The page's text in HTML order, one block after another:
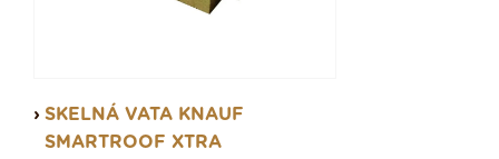
SKELNÁ VATA KNAUF
SMARTROOF XTRA